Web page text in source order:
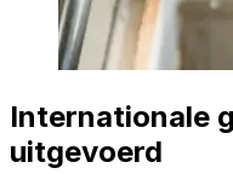
Internationale
uitgevoerd